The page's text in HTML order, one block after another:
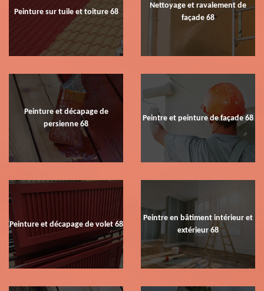
Peinture sur tuile et toiture 68
Nettoyage et ravalement de
façade 68
Peinture et décapage de
persienne 68
Peintre et peinture de façade 68
Peinture et décapage de volet 68
Peintre en bâtiment intérieur et
extérieur 68